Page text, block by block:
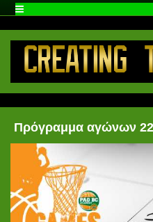
Πρόγραμμα αγώνων 22